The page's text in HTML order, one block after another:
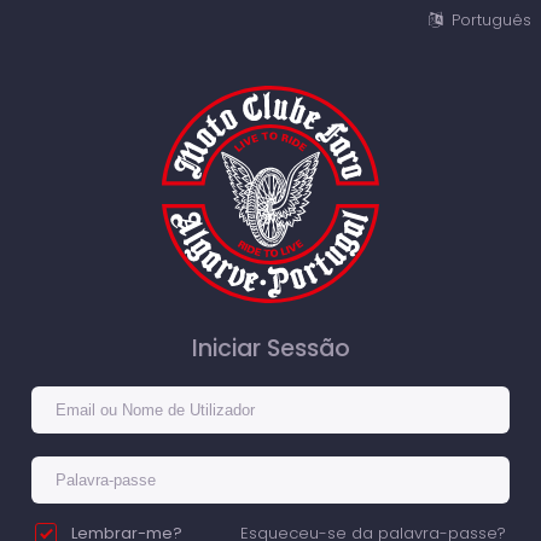
Português
Iniciar Sessão
Lembrar-me? Esqueceu-se da palavra-passe?